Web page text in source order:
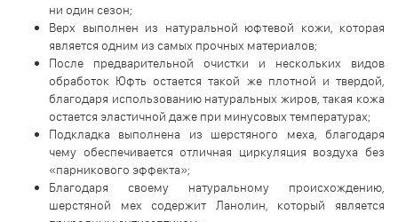
ни один сезон;
Верх выполнен из натуральной юфтевой кожи, которая
является одним из самых прочных материалов;
После предварительной очистки и нескольких видов
обработок Юфть остается такой же плотной и твердой,
благодаря использованию натуральных жиров, такая кожа
остается эластичной даже при минусовых температурах;
Подкладка выполнена из шерстяного меха, благодаря
чему обеспечивается отличная циркуляция воздуха без
«парникового эффекта»;
Благодаря своему натуральному происхождению,
шерстяной мех содержит Ланолин, который является